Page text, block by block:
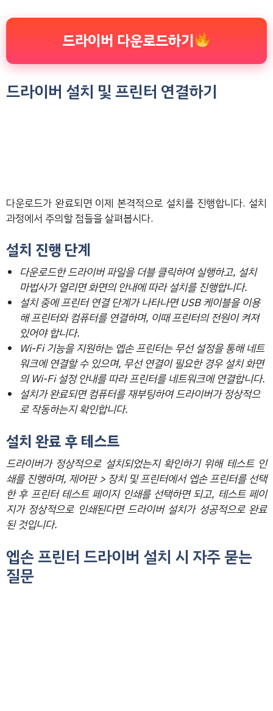
드라이버 다운로드하기
드라이버 설치 및 프린터 연결하기
다운로드가 완료되면 이제 본격적으로 설치를 진행합니다. 설치
과정에서 주의할 점들을 살펴봅시다.
설치 진행 단계
다운로드한 드라이버 파일을 더블 클릭하여 실행하고, 설치
마법사가 열리면 화면의 안내에 따라 설치를 진행합니다.
설치 중에 프린터 연결 단계가 나타나면 USB 케이블을 이용
해 프린터와 컴퓨터를 연결하며, 이때 프린터의 전원이 켜져
있어야 합니다.
Wi-Fi 기능을 지원하는 엡손 프린터는 무선 설정을 통해 네트
워크에 연결할 수 있으며, 무선 연결이 필요한 경우 설치 화면
의 Wi-Fi 설정 안내를 따라 프린터를 네트워크에 연결합니다.
설치가 완료되면 컴퓨터를 재부팅하여 드라이버가 정상적으
로 작동하는지 확인합니다.
설치 완료 후 테스트
드라이버가 정상적으로 설치되었는지 확인하기 위해 테스트 인
쇄를 진행하며, 제어판 > 장치 및 프린터에서 엡손 프린터를 선택
한 후 프린터 테스트 페이지 인쇄를 선택하면 되고, 테스트 페이
지가 정상적으로 인쇄된다면 드라이버 설치가 성공적으로 완료
된 것입니다.
엡손 프린터 드라이버 설치 시 자주 묻는
질문